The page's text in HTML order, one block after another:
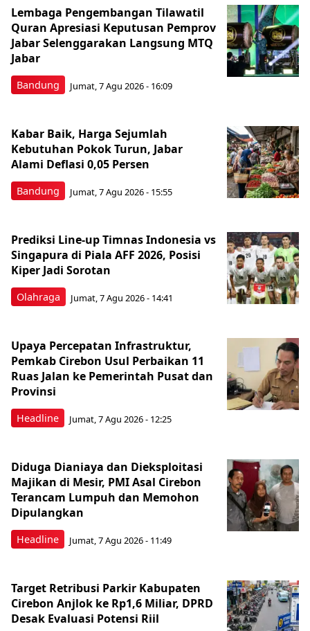
Bandung
Lembaga Pengembangan Tilawatil
Quran Apresiasi Keputusan Pemprov
Jabar Selenggarakan Langsung MTQ
Jabar
Jumat, 7 Agu 2026 - 16:09
Bandung
Kabar Baik, Harga Sejumlah
Kebutuhan Pokok Turun, Jabar
Alami Deflasi 0,05 Persen
Jumat, 7 Agu 2026 - 15:55
Olahraga
Prediksi Line-up Timnas Indonesia vs
Singapura di Piala AFF 2026, Posisi
Kiper Jadi Sorotan
Jumat, 7 Agu 2026 - 14:41
Headline
Upaya Percepatan Infrastruktur,
Pemkab Cirebon Usul Perbaikan 11
Ruas Jalan ke Pemerintah Pusat dan
Provinsi
Jumat, 7 Agu 2026 - 12:25
Headline
Diduga Dianiaya dan Dieksploitasi
Majikan di Mesir, PMI Asal Cirebon
Terancam Lumpuh dan Memohon
Dipulangkan
Jumat, 7 Agu 2026 - 11:49
Target Retribusi Parkir Kabupaten
Cirebon Anjlok ke Rp1,6 Miliar, DPRD
Desak Evaluasi Potensi Riil